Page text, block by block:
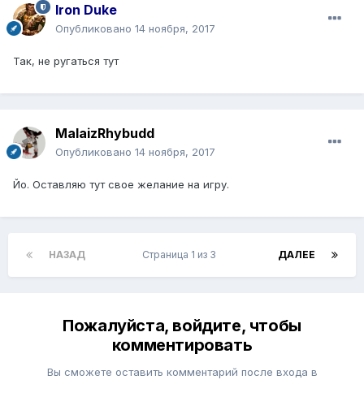
Iron Duke
Опубликовано 14 ноября, 2017
Так, не ругаться тут
MalaizRhybudd
Опубликовано 14 ноября, 2017
Йо. Оставляю тут свое желание на игру.
НАЗАД ДАЛЕЕ
Страница 1 из 3
Пожалуйста, войдите, чтобы
комментировать
Вы сможете оставить комментарий после входа в